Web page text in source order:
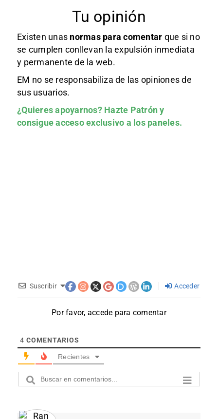
Tu opinión
Existen unas normas para comentar que si no
se cumplen conllevan la expulsión inmediata
y permanente de la web.
EM no se responsabiliza de las opiniones de
sus usuarios.
¿Quieres apoyarnos? Hazte Patróny
consigue acceso exclusivo a los paneles.
Suscribir Acceder
Por favor, accede para comentar
4 COMENTARIOS
Recientes